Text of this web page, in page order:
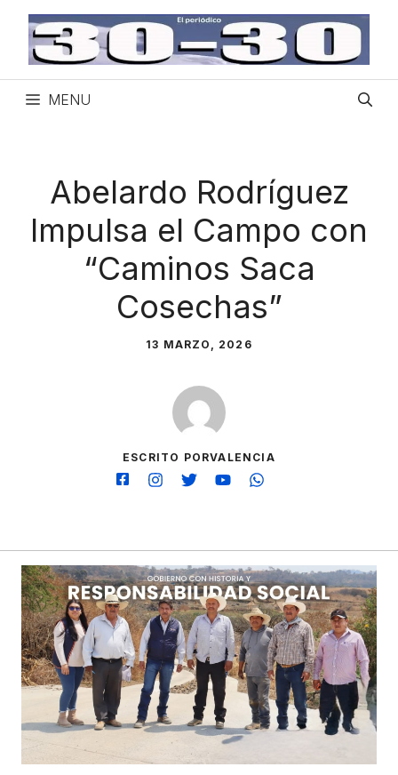
Saltar
contenido
MENU
Abelardo Rodríguez
Impulsa el Campo con
“Caminos Saca
Cosechas”
13 MARZO, 2026
ESCRITO PORVALENCIA